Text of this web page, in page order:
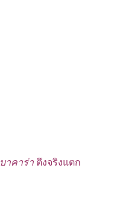
บาคาร่า ตึงจริงแตก